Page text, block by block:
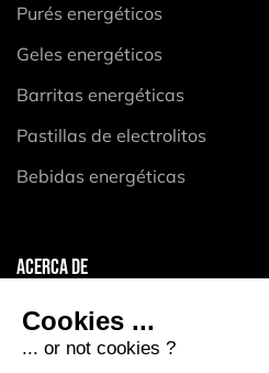
Purés energéticos
Geles energéticos
Barritas energéticas
Pastillas de electrolitos
Bebidas energéticas
ACERCA DE
Condiciones generales
Cookies ...
... or not cookies ?